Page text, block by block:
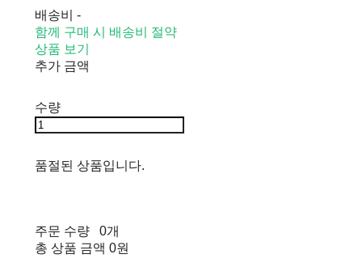
배송비 -
함께 구매 시 배송비 절약
상품 보기
추가 금액
수량
품절된 상품입니다.
주문 수량
0개
총 상품 금액 0원